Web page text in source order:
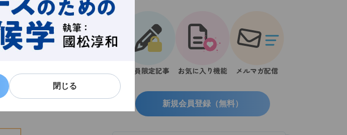
閉じる
閉じる
会員限定記事 お気に入り機能 メルマガ配信
新規会員登録（無料）